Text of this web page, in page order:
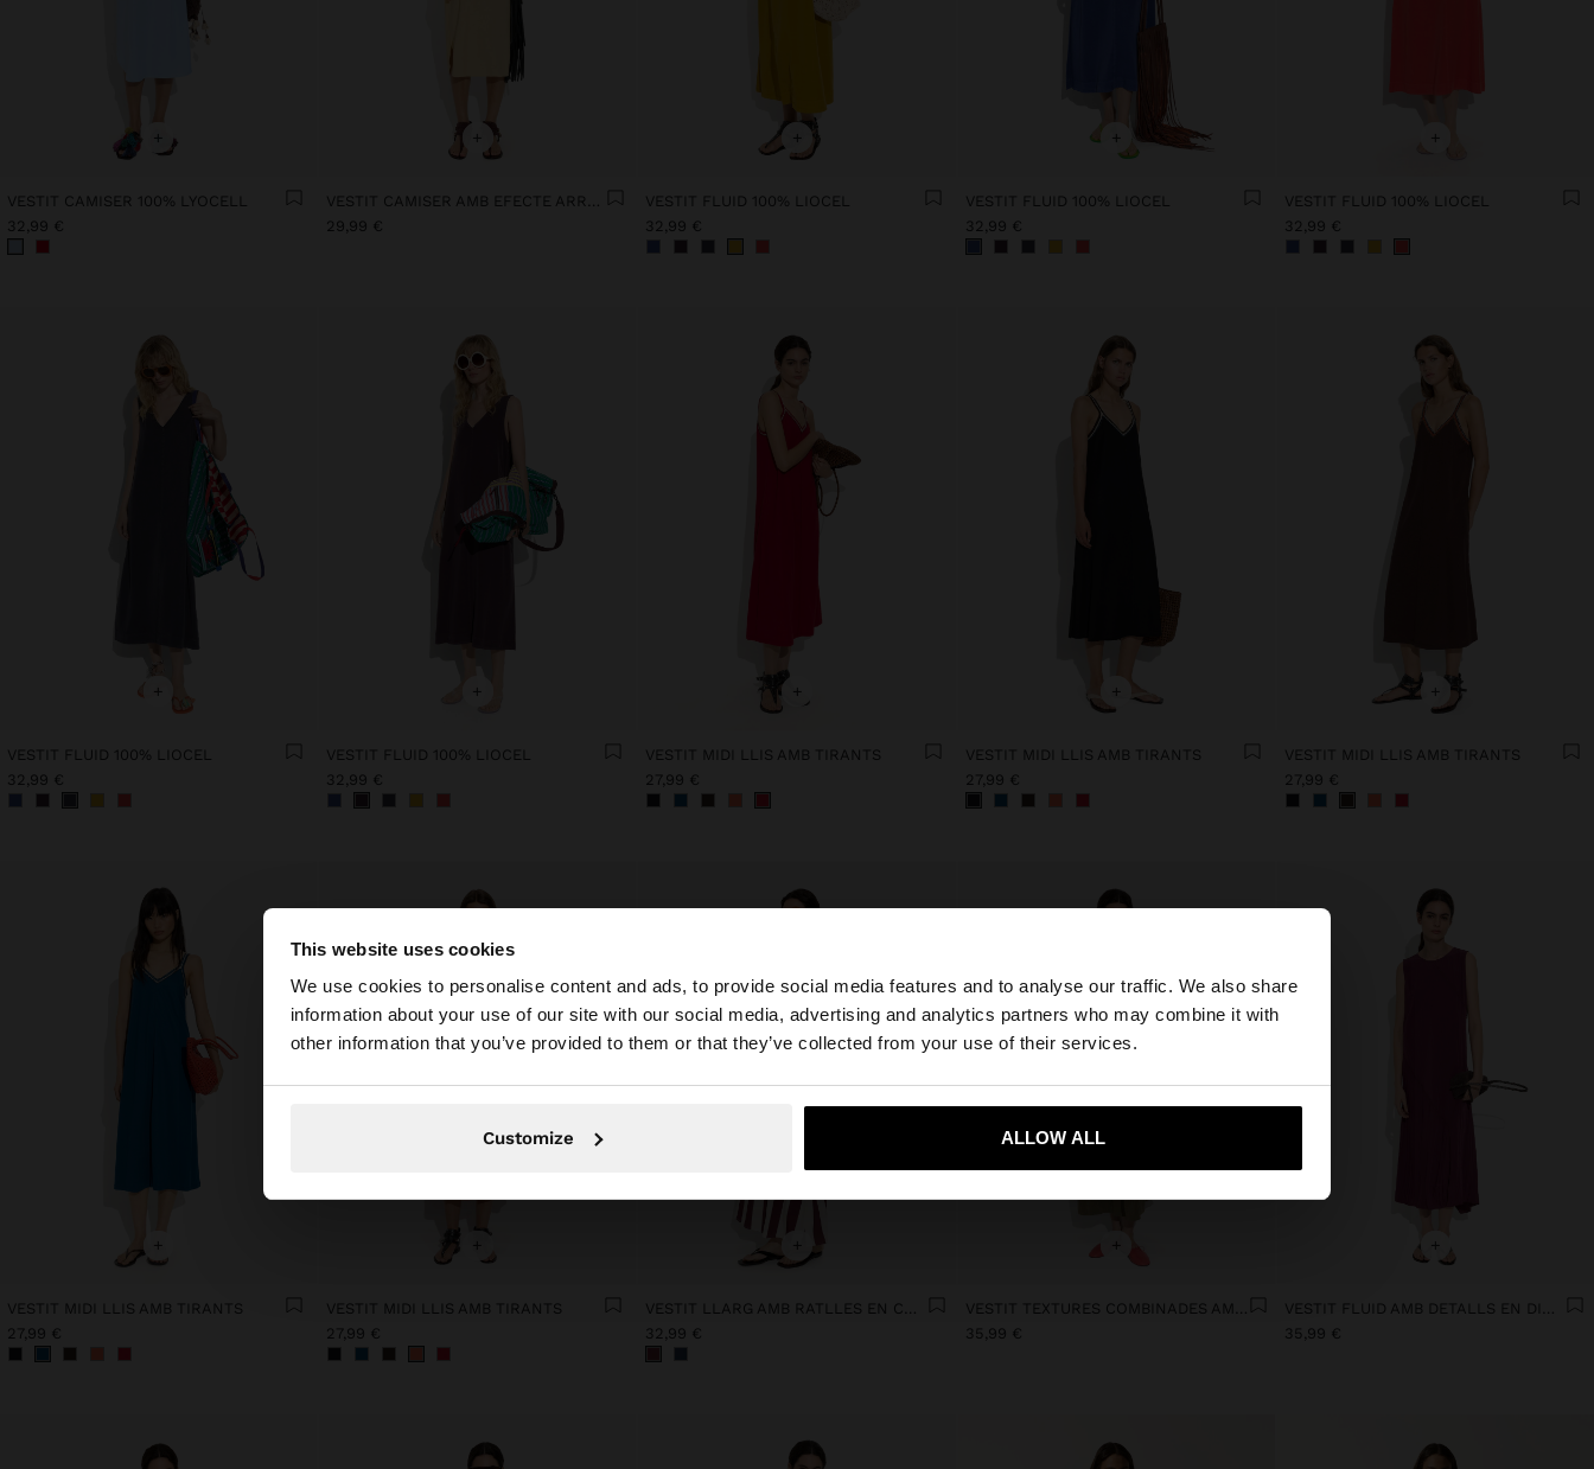
This website uses cookies
We use cookies to personalise content and ads, to provide social media features and to analyse our traffic. We also share
information about your use of our site with our social media, advertising and analytics partners who may combine it with
other information that you’ve provided to them or that they’ve collected from your use of their services.
Customize ALLOW ALL
×
Estàs accedint al lloc des de Spain. Vols anar al nostre lloc web de United States?
Sí, porta'm a United States
+
VESTIT CAMISER 100% LYOCELL
32,99 €
+
29,99 €
+
VESTIT FLUID 100% LIOCEL
32,99 €
+
VESTIT FLUID 100% LIOCEL
32,99 €
+
VESTIT FLUID 100% LIOCEL
32,99 €
+
VESTIT FLUID 100% LIOCEL
32,99 €
+
VESTIT FLUID 100% LIOCEL
32,99 €
+
VESTIT MIDI LLIS AMB TIRANTS
27,99 €
+
VESTIT MIDI LLIS AMB TIRANTS
27,99 €
+
VESTIT MIDI LLIS AMB TIRANTS
27,99 €
+
VESTIT MIDI LLIS AMB TIRANTS
27,99 €
VESTIT MIDI LLIS AMB TIRANTS
27,99 €
VESTIT LLARG AMB RATLLES EN CONTRAST
32,99 €
+
VESTIT TEXTURES COMBINADES AMB BUTXAQUES
35,99 €
+
VESTIT FLUID AMB DETALLS EN DIAGONAL
35,99 €